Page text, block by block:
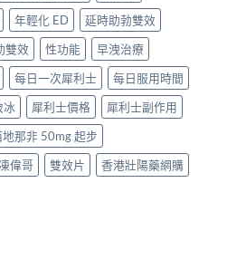
年輕化 ED
延時助勃雙效
雙效 性功能
早洩治療
每日一次犀利士
每日服用時間
冰 犀利士價格
犀利士副作用
地那非 50mg 起步
偉哥 雙效片
香港壯陽藥網購